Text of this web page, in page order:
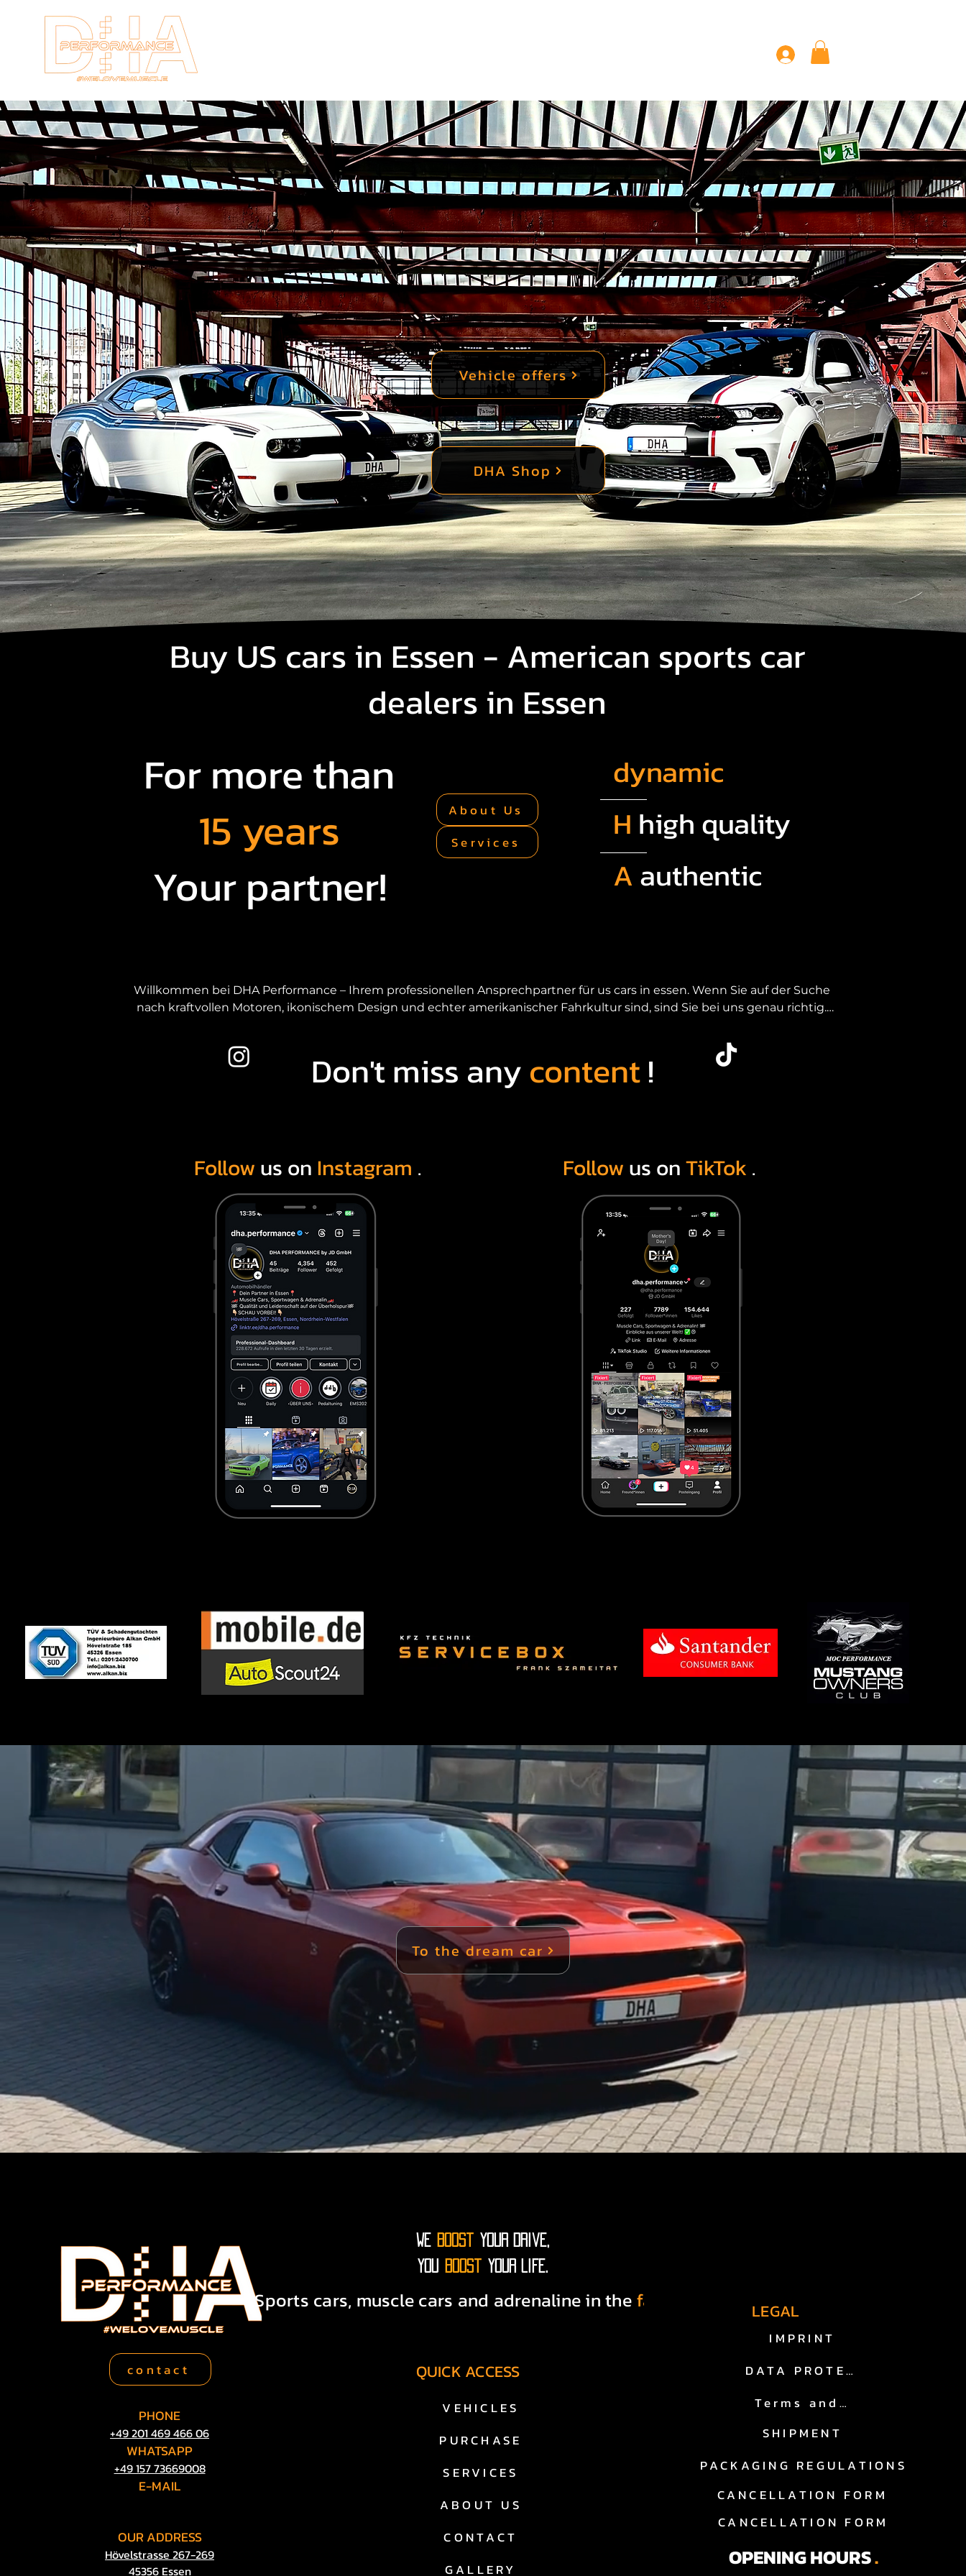
Vehicle offers
DHA Shop
Buy US cars in Essen - American sports car
dealers in Essen
For more than
15 years
Your partner!
About Us
Services
dynamic
H high quality
A authentic
Willkommen bei DHA Performance – Ihrem professionellen Ansprechpartner für us cars in essen. Wenn Sie auf der Suche
nach kraftvollen Motoren, ikonischem Design und echter amerikanischer Fahrkultur sind, sind Sie bei uns genau richtig.
Unsere Kunden kommen gezielt zu uns, wenn sie us cars kaufen meiner Nähe möchten, ohne Kompromisse bei Zustand,
Essen ist ein zentraler Standort im Ruhrgebiet und ideal erreichbar aus Bochum, Dortmund, Duisburg, Oberhausen und
dem gesamten NRW-Raum. Genau deshalb entscheiden sich viele Autoliebhaber bewusst für us cars in essen, statt lange
Ihre Vorteile bei DHA Performance
Geprüfte Fahrzeuge mit transparenter Historie
Große Auswahl an sofort verfügbaren Modellen
Starker Fokus auf us car händler in essen
Wenn Sie gezielt nach Us car meiner Nähe suchen, profitieren Sie bei uns von kurzen Wegen, direktem Kontakt und
US Cars kaufen meiner Nähe – lokal, sicher & transparent
Bei DHA Performance erhalten Sie us cars in essen, die bereits geprüft, vorbereitet und für den deutschen Markt optimiert
sind. So vermeiden Sie Risiken beim Eigenimport und sparen Zeit sowie Kosten.
Muscle Car kaufen in Essen – echte Power erleben
Ein muscle car kaufen in essen bedeutet mehr als nur ein Auto zu erwerben – es ist eine Entscheidung für Emotion,
Beliebte Muscle Cars bei DHA Performance
Dodge Charger
Chevrolet Camaro
Ford Mustang GT
Ford Shelby GT
Viele Kunden entscheiden sich bewusst für muscle car kaufen in essen, da sie hier echte Fahrzeuge sehen und
vergleichen können – nicht nur Bilder.
Amerikanische Sportwagen in Essen – Performance ohne Kompromisse
Unsere Auswahl an amerikanische sportwagen in essen richtet sich an Fahrer, die kompromisslose Leistung mit
ikonischem Design kombinieren wollen. Diese Fahrzeuge stehen für Beschleunigung, Präsenz und Fahrspaß auf
Egal ob V8-Saugmotor oder Kompressor – amerikanische sportwagen in essen bei DHA Performance erfüllen höchste
Ansprüche an Performance und Optik.
Unsere Qualitätsstandards für Gebrauchtfahrzeuge
Als spezialisierter us car händler in essen konzentrieren wir uns ausschließlich auf amerikanische Fahrzeuge. Keine
Mischware, kein Massenhandel – sondern Leidenschaft und Expertise.
Don't miss anycontent!
Follow us on Instagram . Follow us onTikTok .
To the dream car
contact
PHONE
+49 201 469 466 06
WHATSAPP
+49 157 73669008
E-MAIL
OUR ADDRESS
Hövelstrasse 267-269
45356 Essen
WE Boost
your drive,
You
boost your life.
Sports cars, muscle cars and adrenaline in thefast lane.
QUICK ACCESS
VEHICLES
PURCHASE
SERVICES
ABOUT US
CONTACT
GALLERY
LEGAL
IMPRINT
DATA PROTECTION
SHIPMENT
Terms and Conditions
PACKAGING REGULATIONS
CANCELLATION FORM
CANCELLATION FORM
OPENING HOURS.